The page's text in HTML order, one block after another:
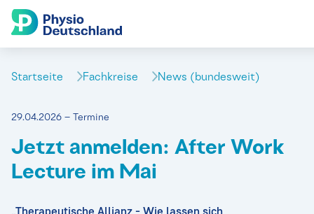
Startseite Fachkreise News (bundesweit)
29.04.2026 – Termine
Jetzt anmelden: After Work
Lecture im Mai
„Therapeutische Allianz - Wie lassen sich